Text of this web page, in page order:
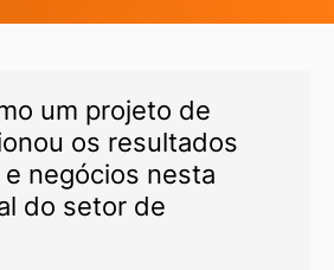
um projeto de
os resultados
negócios nesta
do setor de